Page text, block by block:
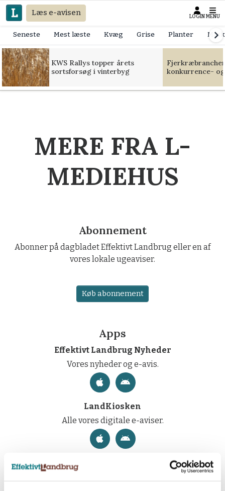
Læs e-avisen LOGIN MENU
Seneste Mest læste Kvæg Grise Planter
KWS Rallys topper årets
sortsforsøg i vinterbyg
konkurrence-
MERE FRA L-
MEDIEHUS
Abonnement
Abonner på dagbladet Effektivt Landbrug eller en af
vores lokale ugeaviser.
Køb abonnement
Apps
Effektivt Landbrug Nyheder
Vores nyheder og e-avis.
LandKiosken
Alle vores digitale e-aviser.
Nyhedsbreve